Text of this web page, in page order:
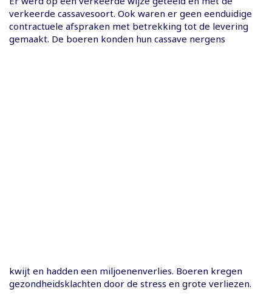
verkeerde cassavesoort. Ook waren er geen eenduidige
contractuele afspraken met betrekking tot de levering
gemaakt. De boeren konden hun cassave nergens
kwijt en hadden een miljoenenverlies. Boeren kregen
gezondheidsklachten door de stress en grote verliezen.